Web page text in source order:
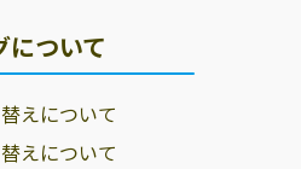
赤坂町
1
本今町58
について
えについて
えについて